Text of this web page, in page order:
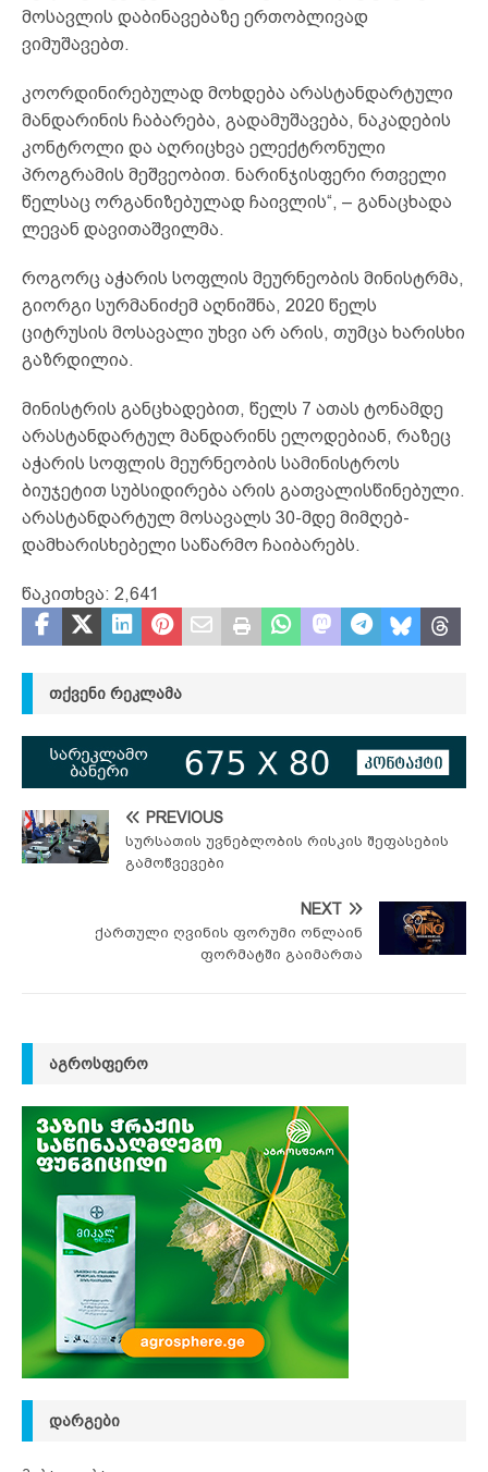
მოსავლის დაბინავებაზე ერთობლივად
ვიმუშავებთ.
კოორდინირებულად მოხდება არასტანდარტული
მანდარინის ჩაბარება, გადამუშავება, ნაკადების
კონტროლი და აღრიცხვა ელექტრონული
პროგრამის მეშვეობით. ნარინჯისფერი რთველი
წელსაც ორგანიზებულად ჩაივლის“, – განაცხადა
ლევან დავითაშვილმა.
როგორც აჭარის სოფლის მეურნეობის მინისტრმა,
გიორგი სურმანიძემ აღნიშნა, 2020 წელს
ციტრუსის მოსავალი უხვი არ არის, თუმცა ხარისხი
გაზრდილია.
მინისტრის განცხადებით, წელს 7 ათას ტონამდე
არასტანდარტულ მანდარინს ელოდებიან, რაზეც
აჭარის სოფლის მეურნეობის სამინისტროს
ბიუჯეტით სუბსიდირება არის გათვალისწინებული.
არასტანდარტულ მოსავალს 30-მდე მიმღებ-
დამხარისხებელი საწარმო ჩაიბარებს.
წაკითხვა: 2,641
ᲗᲥᲕᲔᲜᲘ ᲠᲔᲙᲚᲐᲛᲐ
PREVIOUS
სურსათის უვნებლობის რისკის შეფასების
გამოწვევები
NEXT
ქართული ღვინის ფორუმი ონლაინ
ფორმატში გაიმართა
ᲐᲒᲠᲝᲡᲤᲔᲠᲝ
ᲓᲐᲠᲒᲔᲑᲘ